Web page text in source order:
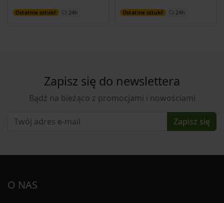
Ostatnie sztuki! 24h
Dodaj do koszyka Ostatnie sztuki! 24h
Dodaj do koszyka
Zapisz się do newslettera
Bądź na bieżąco z promocjami i nowościami
Zapisz się
O NAS